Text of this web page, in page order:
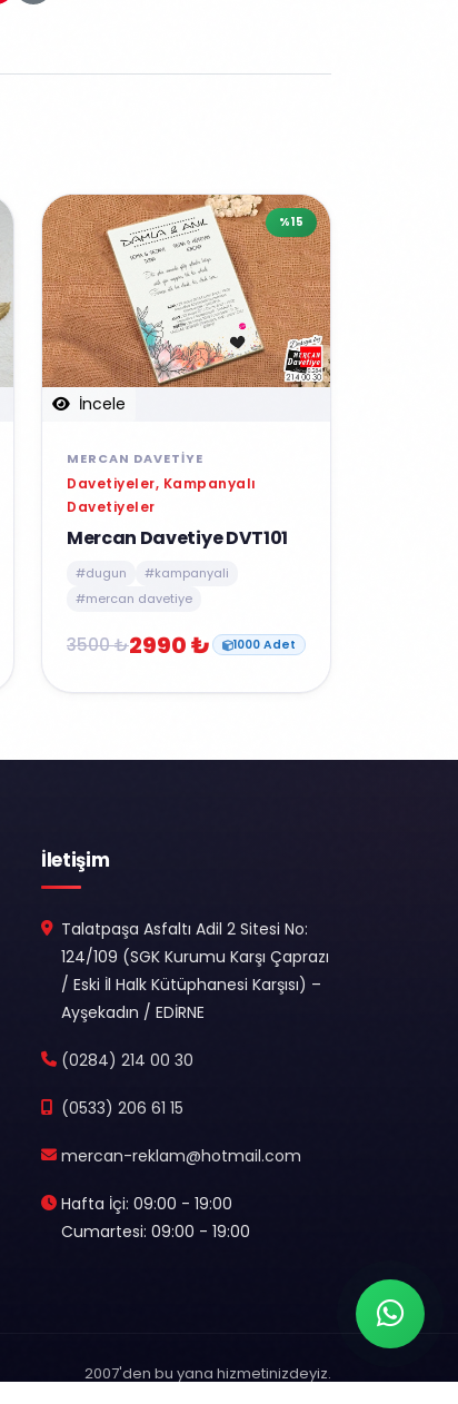
İncele
%15
MERCAN DAVETIYE
Davetiyeler, Kampanyalı
Davetiyeler
Mercan Davetiye DVT101
#dugun
#kampanyali
#mercan davetiye
3500 ₺2990 ₺ 1000 Adet
İletişim
Talatpaşa Asfaltı Adil 2 Sitesi No:
124/109 (SGK Kurumu Karşı Çaprazı
/ Eski İl Halk Kütüphanesi Karşısı) –
Ayşekadın / EDİRNE
(0284) 214 00 30
(0533) 206 61 15
mercan-reklam@hotmail.com
Hafta İçi: 09:00 - 19:00
Cumartesi: 09:00 - 19:00
2007'den bu yana hizmetinizdeyiz.